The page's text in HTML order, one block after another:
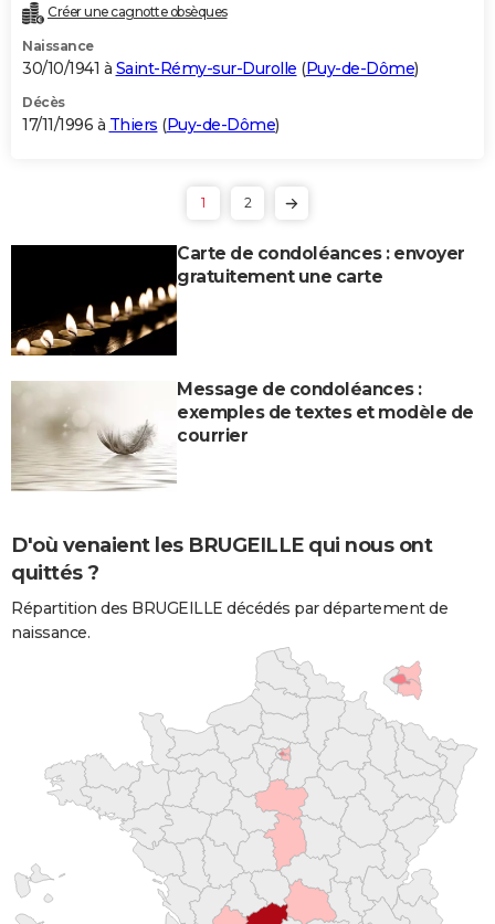
Créer une cagnotte obsèques
Naissance
30/10/1941 à Saint-Rémy-sur-Durolle (Puy-de-Dôme)
Décès
17/11/1996 à Thiers (Puy-de-Dôme)
1 2
Carte de condoléances : envoyer
gratuitement une carte
Message de condoléances :
exemples de textes et modèle de
courrier
D'où venaient les BRUGEILLE qui nous ont
quittés ?
Répartition des BRUGEILLE décédés par département de
naissance.